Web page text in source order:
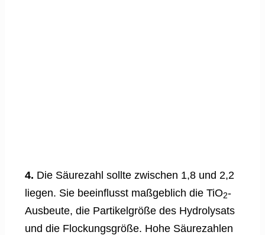
4. Die Säurezahl sollte zwischen 1,8 und 2,2
liegen. Sie beeinflusst maßgeblich die TiO2-
Ausbeute, die Partikelgröße des Hydrolysats
und die Flockungsgröße. Hohe Säurezahlen